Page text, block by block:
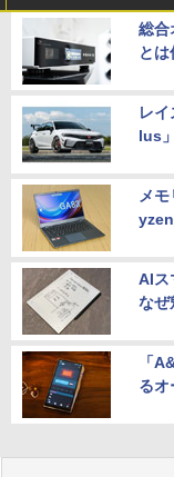
総合
とは
レ
lus
メ
AIス
なぜ
「
るオ